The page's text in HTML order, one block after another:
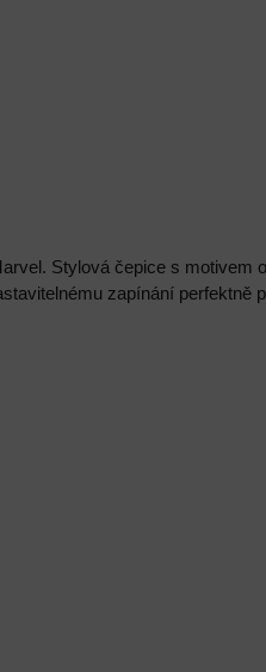
Stylová čepice s motivem
zapínání perfektně